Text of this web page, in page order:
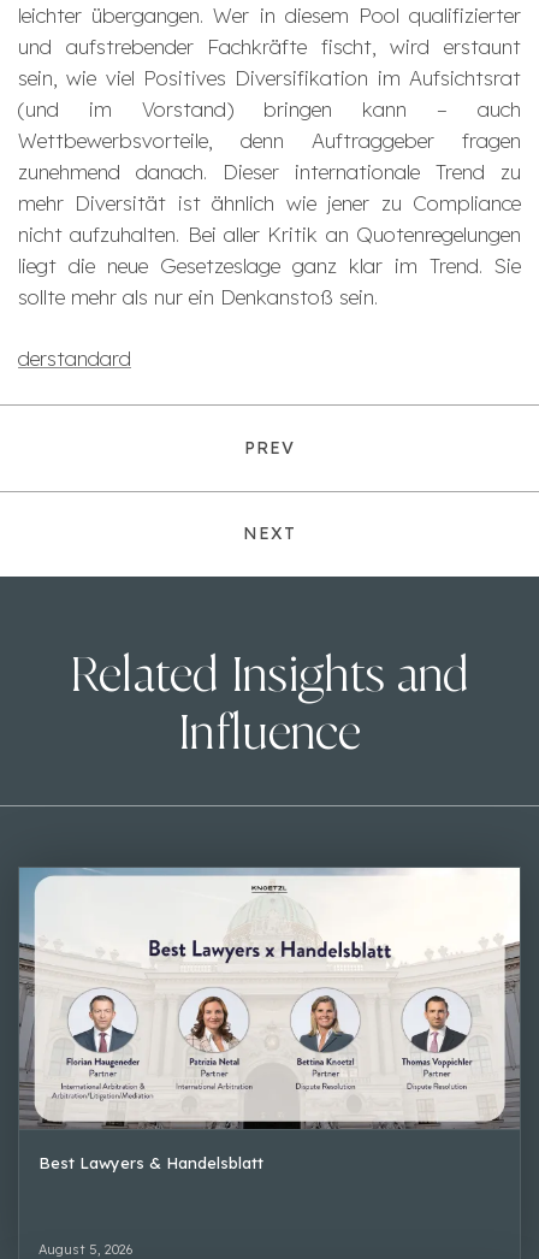
leichter übergangen. Wer in diesem Pool qualifizierter
und aufstrebender Fachkräfte fischt, wird erstaunt
sein, wie viel Positives Diversifikation im Aufsichtsrat
(und im Vorstand) bringen kann – auch
Wettbewerbsvorteile, denn Auftraggeber fragen
zunehmend danach. Dieser internationale Trend zu
mehr Diversität ist ähnlich wie jener zu Compliance
nicht aufzuhalten. Bei aller Kritik an Quotenregelungen
liegt die neue Gesetzeslage ganz klar im Trend. Sie
sollte mehr als nur ein Denkanstoß sein.
derstandard
PREV
NEXT
Related Insights and
Influence
Best Lawyers & Handelsblatt
August 5, 2026